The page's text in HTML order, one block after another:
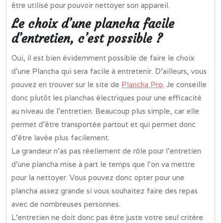
être utilisé pour pouvoir nettoyer son appareil.
Le choix d’une plancha facile
d’entretien, c’est possible ?
Oui, il est bien évidemment possible de faire le choix
d’une Plancha qui sera facile à entretenir. D’ailleurs, vous
pouvez en trouver sur le site de Plancha Pro. Je conseille
donc plutôt les planchas électriques pour une efficacité
au niveau de l’entretien. Beaucoup plus simple, car elle
permet d’être transportée partout et qui permet donc
d’être lavée plus facilement.
La grandeur n’as pas réellement de rôle pour l’entretien
d’une plancha mise à part le temps que l’on va mettre
pour la nettoyer. Vous pouvez donc opter pour une
plancha assez grande si vous souhaitez faire des repas
avec de nombreuses personnes.
L’entretien ne doit donc pas être juste votre seul critère